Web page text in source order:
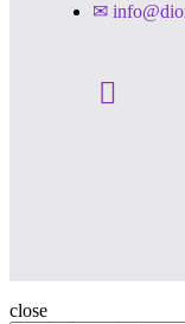
✉
close